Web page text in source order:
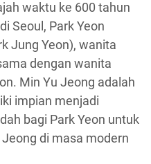
waktu ke 600 tahun
Seoul, Park Yeon
Jung Yeon), wanita
dengan wanita
Min Yu Jeong adalah
impian menjadi
bagi Park Yeon untuk
di masa modern